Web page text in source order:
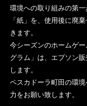
環境への取り組みの第
「紙」を、使用後に廃
きます。
今シーズンのホームゲ
グラム」は、エプソン
します。
ペスカドーラ町田の環
力をお願い致します。